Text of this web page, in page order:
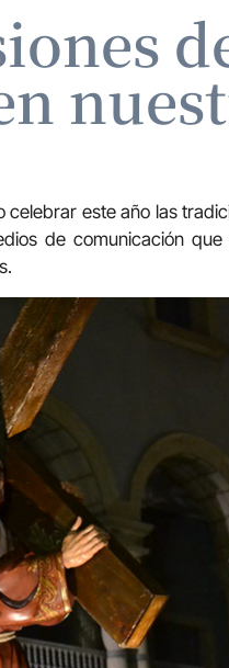
celebrar este año las
de comunicación